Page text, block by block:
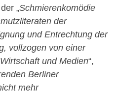
„Schmierenkomödie
der
und Entrechtung der
vollzogen von einer
und Medien“,
Berliner
mehr